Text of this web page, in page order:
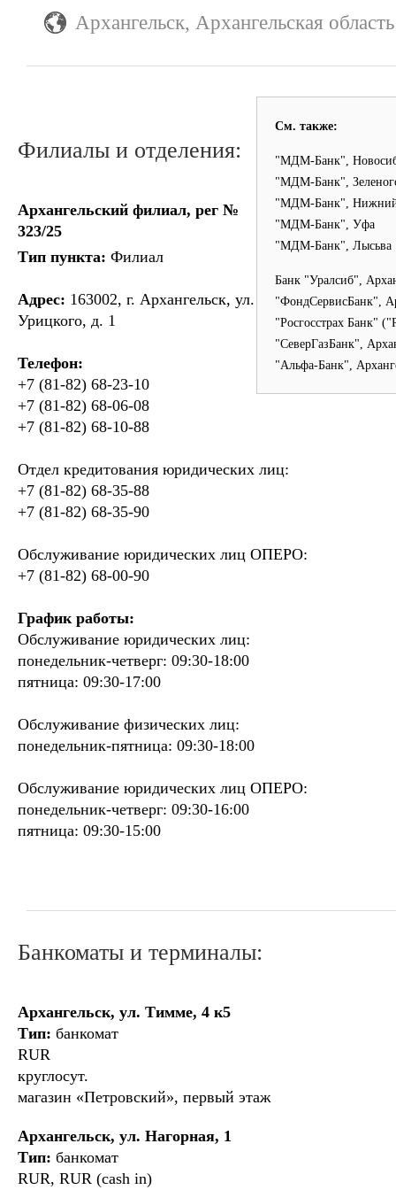
Архангельск, Архангельская область
См. также:
"МДМ-Банк",
"МДМ-Банк",
"МДМ-Банк",
"МДМ-Банк", Уфа
"МДМ-Банк", Лысьва
Банк "Уралсиб",
"ФондСервисБанк",
"Росгосстрах Банк"
"СеверГазБанк",
"Альфа-Банк",
Филиалы и отделения:
Архангельский филиал, рег №
323/25
Тип пункта: Филиал
Адрес: 163002, г. Архангельск, ул.
Урицкого, д. 1
Телефон:
+7 (81-82) 68-23-10
+7 (81-82) 68-06-08
+7 (81-82) 68-10-88
Отдел кредитования юридических лиц:
+7 (81-82) 68-35-88
+7 (81-82) 68-35-90
Обслуживание юридических лиц ОПЕРО:
+7 (81-82) 68-00-90
График работы:
Обслуживание юридических лиц:
понедельник-четверг: 09:30-18:00
пятница: 09:30-17:00
Обслуживание физических лиц:
понедельник-пятница: 09:30-18:00
Обслуживание юридических лиц ОПЕРО:
понедельник-четверг: 09:30-16:00
пятница: 09:30-15:00
Банкоматы и терминалы:
Архангельск, ул. Тимме, 4 к5
Тип: банкомат
RUR
круглосут.
магазин «Петровский», первый этаж
Архангельск, ул. Нагорная, 1
Тип: банкомат
RUR, RUR (cash in)